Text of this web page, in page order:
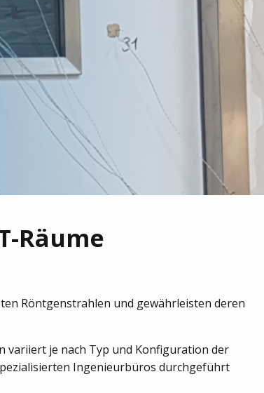
Räume
Röntgenstrahlen und gewährleisten deren
variiert je nach Typ und Konfiguration der
Ingenieurbüros durchgeführt